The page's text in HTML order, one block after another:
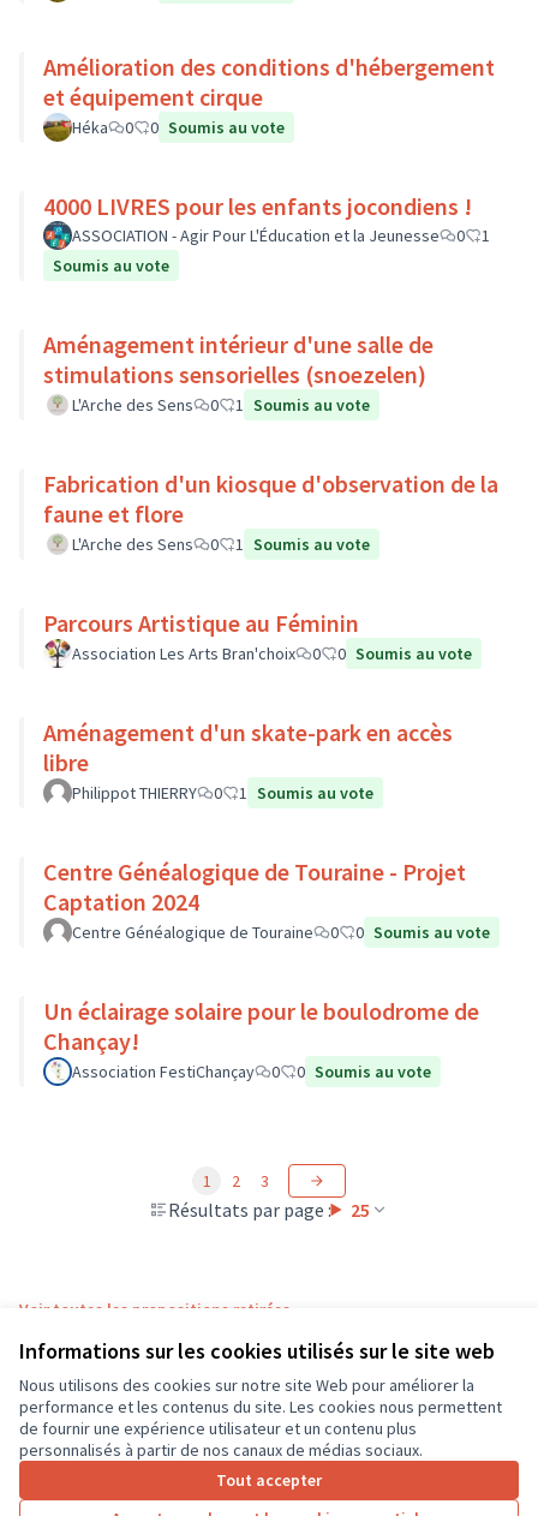
Informations sur les cookies utilisés sur le site web
Nous utilisons des cookies sur notre site Web pour améliorer la
performance et les contenus du site. Les cookies nous permettent
de fournir une expérience utilisateur et un contenu plus
personnalisés à partir de nos canaux de médias sociaux.
Tout accepter
Amélioration des conditions d'hébergement
et équipement cirque
Héka 0 0 Soumis au vote
4000 LIVRES pour les enfants jocondiens !
ASSOCIATION - Agir Pour L'Éducation et la Jeunesse 0
1
Soumis au vote
Aménagement intérieur d'une salle de
stimulations sensorielles (snoezelen)
L'Arche des Sens 0 1 Soumis au vote
Fabrication d'un kiosque d'observation de la
faune et flore
L'Arche des Sens 0 1 Soumis au vote
Parcours Artistique au Féminin
Association Les Arts Bran'choix 0 0 Soumis au vote
Aménagement d'un skate-park en accès
libre
Philippot THIERRY 0 1 Soumis au vote
Centre Généalogique de Touraine - Projet
Captation 2024
Centre Généalogique de Touraine 0 0 Soumis au vote
Un éclairage solaire pour le boulodrome de
Chançay!
Association FestiChançay 0 0 Soumis au vote
Résultats par page : 25
1 2 3
Voir toutes les propositions retirées
Conditions d'utilisation
Paramètres des cookies
CD37 sur X
(Lien externe)
CD37 sur Facebook
CD37 sur Instagram
CD37 sur YouTube
(Lien externe)